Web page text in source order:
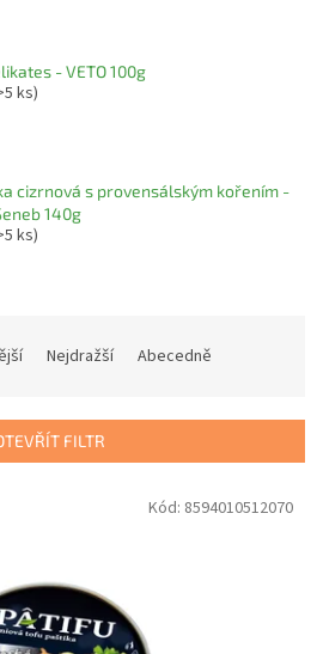
- VETO 100g
ks)
cizrnová s provensálským kořením -
140g
ks)
Nejdražší Abecedně
FILTR
Kód: 8594010512070